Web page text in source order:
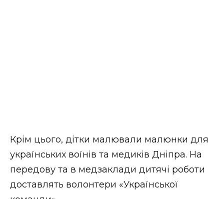
Крім цього, дітки малювали малюнки для
українських воїнів та медиків Дніпра. На
передову та в медзаклади дитячі роботи
доставлять волонтери «Української